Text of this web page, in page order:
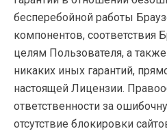
бесперебойной работы
компонентов, соответствия
целям Пользователя, а
никаких иных гарантий,
настоящей Лицензии.
ответственности за
отсутствие блокировки